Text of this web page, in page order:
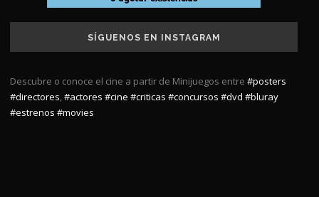
SÍGUENOS EN INSTAGRAM
Descubre o conoce el cine a partir de Minijuegos entre #posters
#directores,#actores #cine #criticas #concursos #dvd #bluray
#estrenos #movies